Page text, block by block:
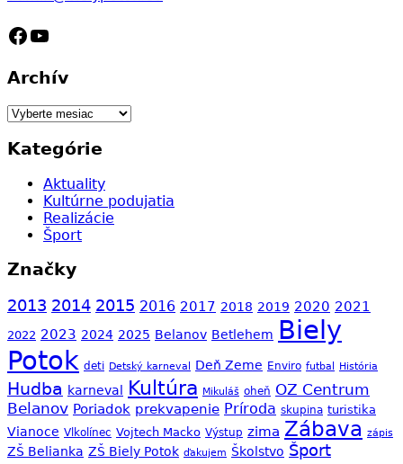
Facebook
YouTube
Archív
Archív
Kategórie
Aktuality
Kultúrne podujatia
Realizácie
Šport
Značky
2013 2014 2015 2016 2017 2018 2019 2020 2021
2022 2023 2024 2025 Belanov Betlehem Biely
Potok deti Detský karneval Deň Zeme Enviro futbal História
Hudba karneval Kultúra Mikuláš oheň OZ Centrum
Belanov Poriadok prekvapenie Príroda skupina turistika
Vianoce Vlkolínec Vojtech Macko Výstup zima Zábava zápis
ZŠ Belianka ZŠ Biely Potok ďakujem Školstvo Šport